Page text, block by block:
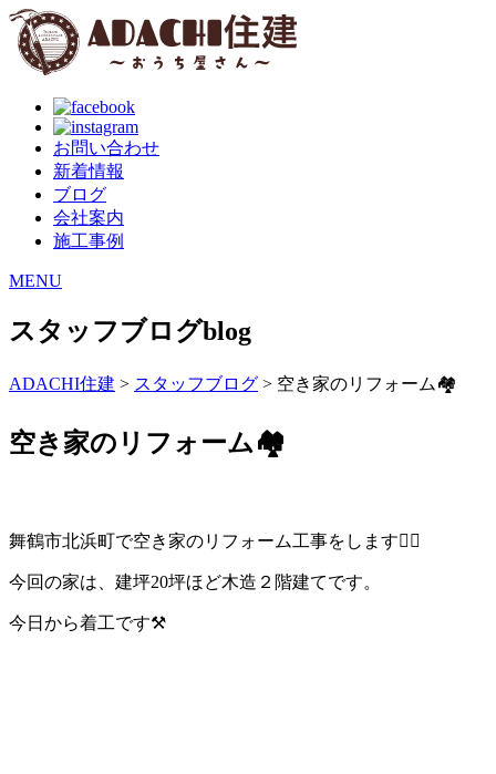
お問い合わせ
新着情報
ブログ
会社案内
施工事例
MENU
スタッフブログblog
ADACHI住建 > スタッフブログ > 空き家のリフォーム🏘
空き家のリフォーム🏘
舞鶴市北浜町で空き家のリフォーム工事をします👷‍♂️
今回の家は、建坪20坪ほど木造２階建てです。
今日から着工です⚒